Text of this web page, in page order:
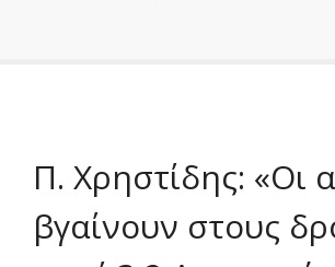
Π. Χρηστίδης: «Οι
βγαίνουν στους